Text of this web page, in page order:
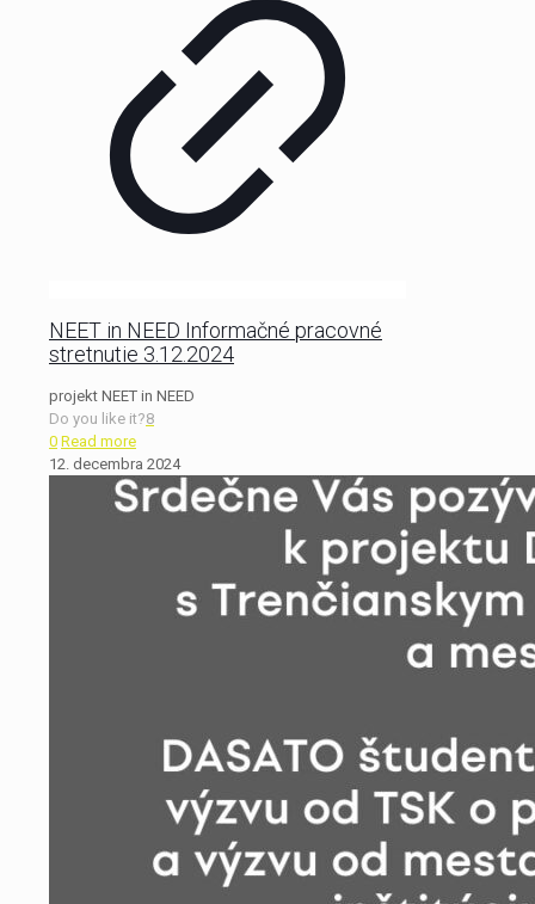
NEET in NEED Informačné pracovné
stretnutie 3.12.2024
projekt NEET in NEED
Do you like it?8
0 Read more
12. decembra 2024